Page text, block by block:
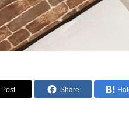
Post Share